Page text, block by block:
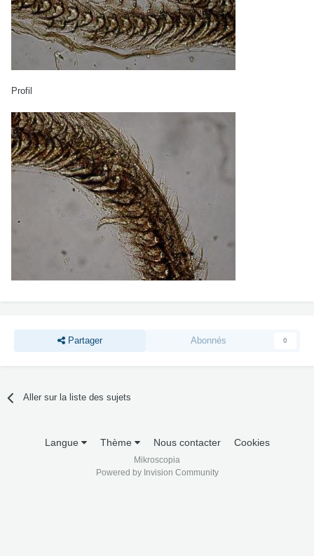
Profil
Partager Abonnés 0
Aller sur la liste des sujets
Langue Thème Nous contacter Cookies
Mikroscopia
Powered by Invision Community